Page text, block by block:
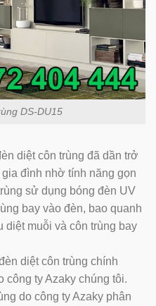
DS-DU15
diệt côn trùng đã dần trở
đình nhờ tính năng gọn
sử dụng bóng đèn UV
bay vào đèn, bao quanh
diệt muỗi và côn trùng bay
diệt côn trùng chính
công ty Azaky chúng tôi.
do công ty Azaky phân